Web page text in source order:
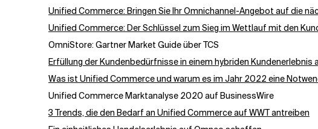
Unified Commerce: Bringen Sie Ihr Omnichannel-Angebot auf die
Unified Commerce: Der Schlüssel zum Sieg im Wettlauf mit den
OmniStore: Gartner Market Guide über TCS
Erfüllung der Kundenbedürfnisse in einem hybriden Kundenerlebnis
Was ist Unified Commerce und warum es im Jahr 2022 eine
Unified Commerce Marktanalyse 2020 auf BusinessWire
3 Trends, die den Bedarf an Unified Commerce auf WWT antreiben